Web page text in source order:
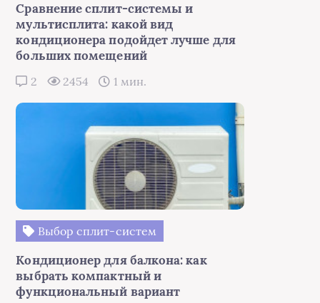
Сравнение сплит-системы и
мультисплита: какой вид
кондиционера подойдет лучше для
больших помещений
2 2454 1 мин.
Выбор сплит-систем
Кондиционер для балкона: как
выбрать компактный и
функциональный вариант